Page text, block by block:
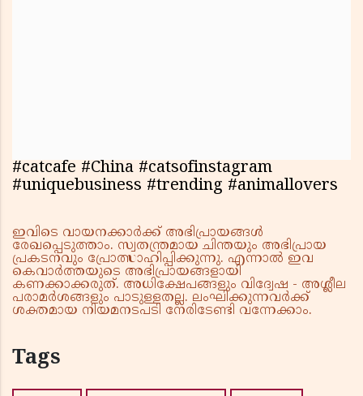
#catcafe #China #catsofinstagram
#uniquebusiness #trending #animallovers
ഇവിടെ വായനക്കാർക്ക് അഭിപ്രായങ്ങൾ
രേഖപ്പെടുത്താം. സ്വതന്ത്രമായ ചിന്തയും അഭിപ്രായ
പ്രകടനവും പ്രോത്സാഹിപ്പിക്കുന്നു. എന്നാൽ ഇവ
കെവാർത്തയുടെ അഭിപ്രായങ്ങളായി
കണക്കാക്കരുത്. അധിക്ഷേപങ്ങളും വിദ്വേഷ - അശ്ലീല
പരാമർശങ്ങളും പാടുള്ളതല്ല. ലംഘിക്കുന്നവർക്ക്
ശക്തമായ നിയമനടപടി നേരിടേണ്ടി വന്നേക്കാം.
Tags